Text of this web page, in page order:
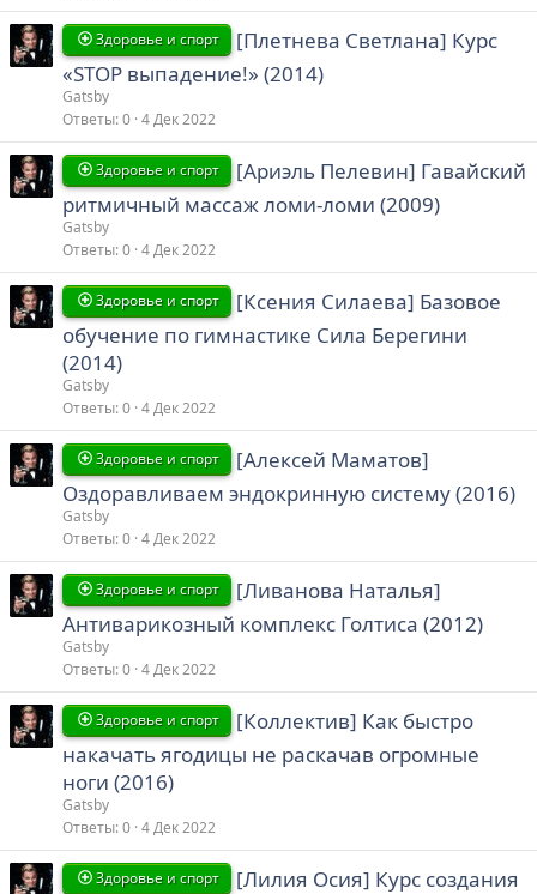
Здоровье и спорт
[Плетнева Светлана] Курс
«STOP выпадение!» (2014)
Gatsby
Ответы 0 4 Дек 2022
Здоровье и спорт
[Ариэль Пелевин] Гавайский
ритмичный массаж ломи-ломи (2009)
Gatsby
Ответы 0 4 Дек 2022
Здоровье и спорт
[Ксения Силаева] Базовое
обучение по гимнастике Сила Берегини
(2014)
Gatsby
Ответы 0 4 Дек 2022
Здоровье и спорт
[Алексей Маматов]
Оздоравливаем эндокринную систему (2016)
Gatsby
Ответы 0 4 Дек 2022
Здоровье и спорт
[Ливанова Наталья]
Антиварикозный комплекс Голтиса (2012)
Gatsby
Ответы 0 4 Дек 2022
Здоровье и спорт
[Коллектив] Как быстро
накачать ягодицы не раскачав огромные
ноги (2016)
Gatsby
Ответы 0 4 Дек 2022
Здоровье и спорт
[Лилия Осия] Курс создания